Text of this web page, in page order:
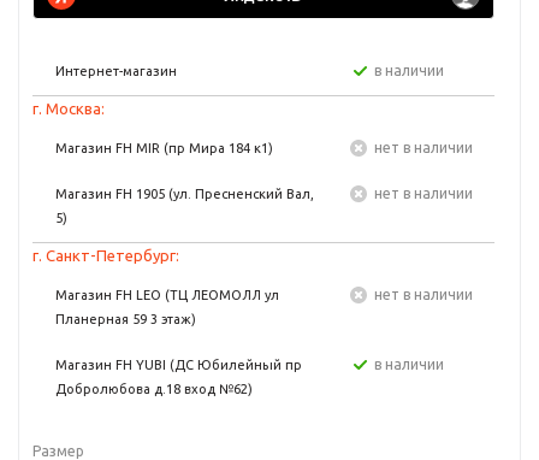
Интернет-магазин в наличии
г. Москва:
Магазин FH MIR (пр Мира 184 к1) Нет в наличии
Магазин FH 1905 (ул. Пресненский Вал,
5)
Нет в наличии
г. Санкт-Петербург:
Магазин FH LEO (ТЦ ЛЕОМОЛЛ ул
Планерная 59 3 этаж)
Нет в наличии
Магазин FH YUBI (ДС Юбилейный пр
Добролюбова д.18 вход №62)
в наличии
Размер